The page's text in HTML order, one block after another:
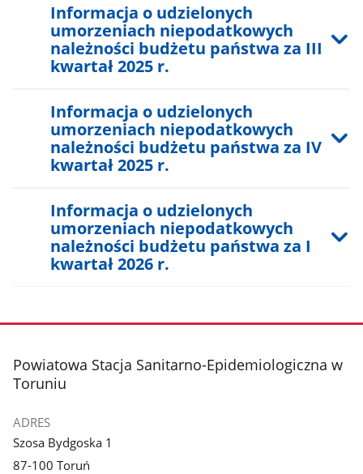
Informacja o udzielonych
umorzeniach niepodatkowych
należności budżetu państwa za III
kwartał 2025 r.
Informacja o udzielonych
umorzeniach niepodatkowych
należności budżetu państwa za IV
kwartał 2025 r.
Informacja o udzielonych
umorzeniach niepodatkowych
należności budżetu państwa za I
kwartał 2026 r.
stopka
Powiatowa Stacja Sanitarno-Epidemiologiczna w
Toruniu
ADRES
Szosa Bydgoska 1
87-100 Toruń